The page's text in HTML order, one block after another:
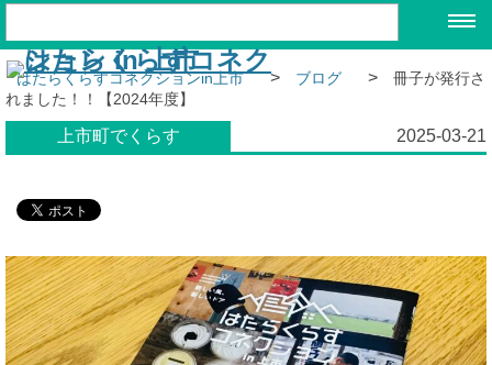
はたらくらすコネクションin上市 > ブログ >
冊子が発行さ
れました！！【2024年度】
上市町でくらす 2025-03-21